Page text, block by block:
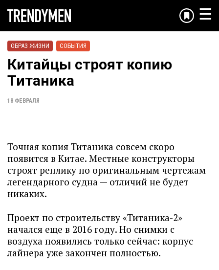
☰
ОБРАЗ ЖИЗНИ СОБЫТИЯ
Китайцы строят копию
Титаника
18 ФЕВРАЛЯ
Точная копия Титаника совсем скоро
появится в Китае. Местные конструкторы
строят реплику по оригинальным чертежам
легендарного судна — отличий не будет
никаких.
Проект по строительству «Титаника-2»
начался еще в 2016 году. Но снимки с
воздуха появились только сейчас: корпус
лайнера уже закончен полностью.